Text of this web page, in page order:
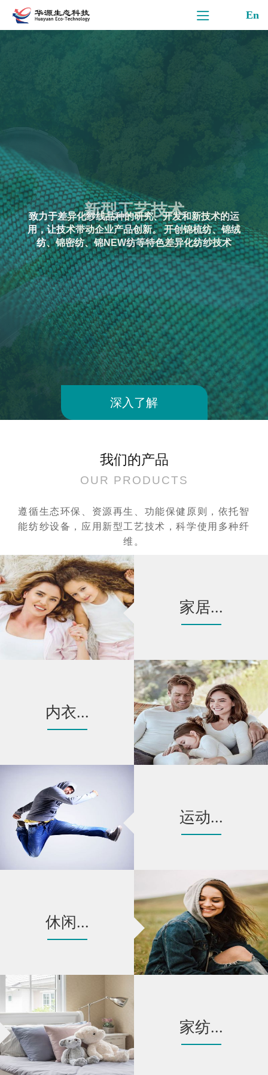
En
以TENCELTMModal、TENCELTMLyocell、桑蚕
丝、羊毛、羊绒、新疆棉、Naia、功能类涤纶、 原
液纤维、牛奶纤维等多组分混纺系列纱线
深入了解
我们的产品
OUR PRODUCTS
遵循生态环保、资源再生、功能保健原则，依托智
能纺纱设备，应用新型工艺技术，科学使用多种纤
维。
家居...
内衣...
运动...
休闲...
家纺...